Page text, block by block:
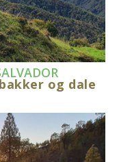
og dale